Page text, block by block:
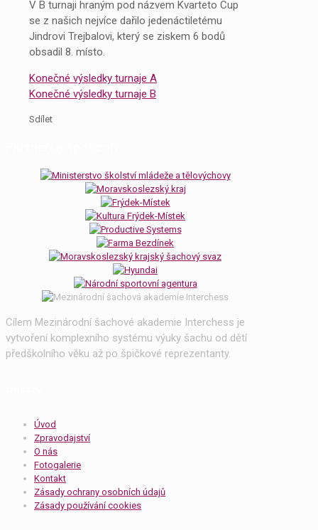
V B turnaji hraným pod názvem Kvarteto Cup
se z našich nejvíce dařilo jedenáctiletému
Jindrovi Trejbalovi, který se ziskem 6 bodů
obsadil 8. místo.
Konečné výsledky turnaje A
Konečné výsledky turnaje B
Sdílet
Cílem Mezinárodní šachové akademie Interchess je
vytvoření komplexního systému výuky šachu od dětí
předškolního věku až po špičkové reprezentanty.
Úvod
Zpravodajství
O nás
Fotogalerie
Kontakt
Zásady ochrany osobních údajů
Zásady používání cookies